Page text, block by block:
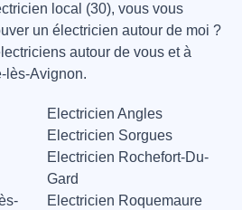
local (30), vous vous
un électricien autour de moi ?
autour de vous et à
lès-Avignon.
Electricien Angles
Electricien Sorgues
Electricien Rochefort-Du-
Gard
Electricien Roquemaure